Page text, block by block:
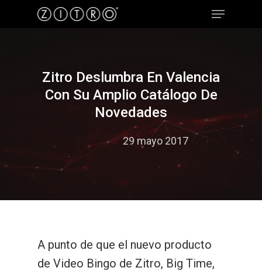
Hit enter to search or ESC to close
Zitro Deslumbra En Valencia
Con Su Amplio Catálogo De
Novedades
29 mayo 2017
A punto de que el nuevo producto
de Video Bingo de Zitro, Big Time,